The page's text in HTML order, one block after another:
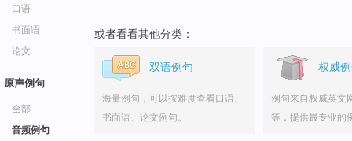
口语
书面语
论文
原声例句
全部
音频例句
或者看看其他分类：
双语例句
海量例句，可以按难度查看口语、
书面语、论文例句。
权威
例句来自权威英文
等，提供最专业的